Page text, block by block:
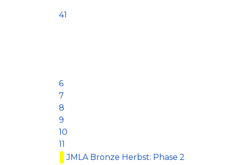
41
6
7
8
9
10
11
JMLA Bronze Herbst: Phase 2